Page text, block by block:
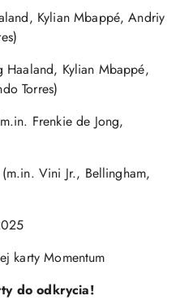
Kylian Mbappé, Andriy
Haaland, Kylian Mbappé,
Torres)
Frenkie de Jong,
Vini Jr., Bellingham,
karty Momentum
do odkrycia!